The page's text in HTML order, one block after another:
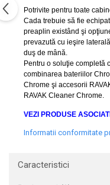
Potrivite pentru toate
Cada trebuie să fie
preaplin existând şi
prevazută cu ieşire
duş de mână.
Pentru o soluţie completă
combinarea bateriilor
Chrome şi accesorii
RAVAK Cleaner Chrome.
VEZI PRODUSE
Informatii conformitate
Caracteristici